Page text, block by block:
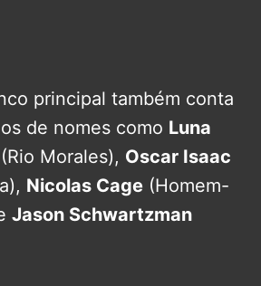
principal também conta
de nomes como Luna
(Rio Morales), Oscar Isaac
Nicolas Cage (Homem-
Jason Schwartzman